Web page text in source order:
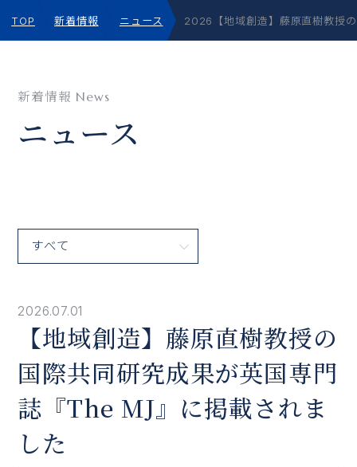
TOP 新着情報 ニュース 2026【地域創造】藤原直樹教授
新着情報 News
ニュース
【地域創造】藤原直樹教授の
国際共同研究成果が英国専門
誌『The MJ』に掲載されま
した
2026.07.01